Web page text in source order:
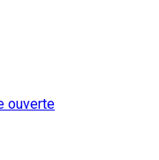
ouverte